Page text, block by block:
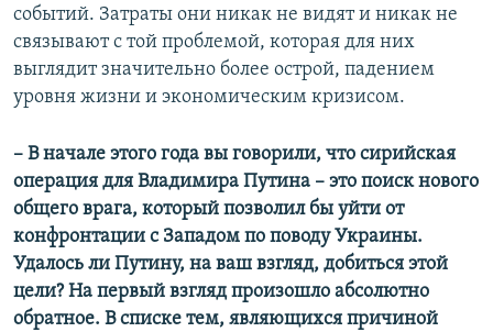
событий. Затраты они никак не видят и никак не
связывают с той проблемой, которая для них
выглядит значительно более острой, падением
уровня жизни и экономическим кризисом.
– В начале этого года вы говорили, что сирийская
операция для Владимира Путина – это поиск нового
общего врага, который позволил бы уйти от
конфронтации с Западом по поводу Украины.
Удалось ли Путину, на ваш взгляд, добиться этой
цели? На первый взгляд произошло абсолютно
обратное. В списке тем, являющихся причиной